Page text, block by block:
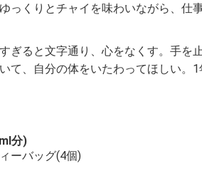
っくりとチャイを味わいながら、仕
ぎると文字通り、心をなくす。手を
て、自分の体をいたわってほしい。1
分)
ーバッグ(4個)